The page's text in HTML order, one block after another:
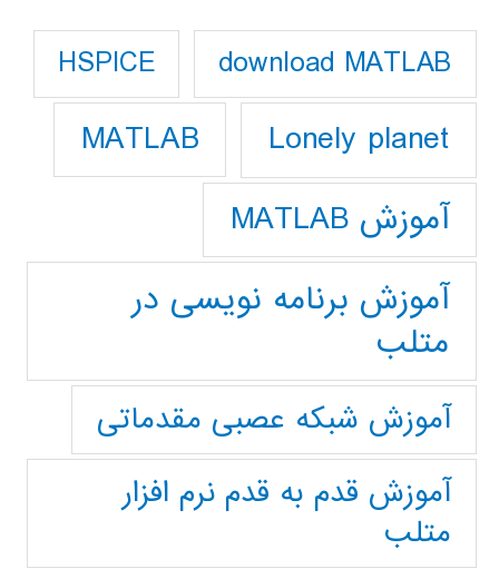
download MATLAB
HSPICE
Lonely planet
MATLAB
آموزش MATLAB
آموزش برنامه نویسی در
متلب
آموزش شبکه عصبی مقدماتی
آموزش قدم به قدم نرم افزار
متلب